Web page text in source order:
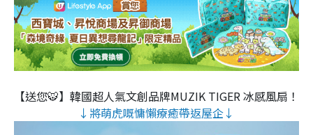
【送您🐯】韓國超人氣文創品牌MUZIK TIGER 冰感風扇！
↓將萌虎嘅慵懶療癒帶返屋企↓